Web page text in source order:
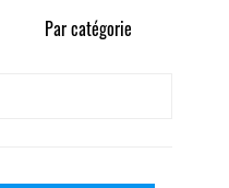
Par catégorie